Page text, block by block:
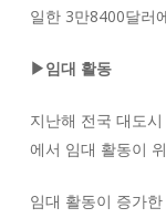
일한 3만8400달러
▶임대 활동
지난해 전국 대도
에서 임대 활동이
임대 활동이 증가